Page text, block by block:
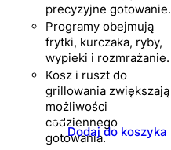
precyzyjne gotowanie.
Programy obejmują
frytki, kurczaka, ryby,
wypieki i rozmrażanie.
Kosz i ruszt do
grillowania zwiększają
możliwości
codziennego
gotowania.
Dodaj do koszyka